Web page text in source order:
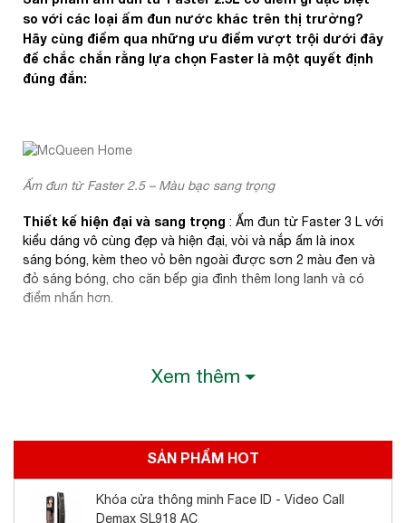
so với các loại ấm đun nước khác trên thị trường?
Hãy cùng điểm qua những ưu điểm vượt trội dưới đây
để chắc chắn rằng lựa chọn Faster là một quyết định
đúng đắn:
Ấm đun từ Faster 2.5 – Màu bạc sang trọng
Thiết kế hiện đại và sang trọng : Ấm đun từ Faster 3 L với
kiểu dáng vô cùng đẹp và hiện đại, vòi và nắp ấm là inox
sáng bóng, kèm theo vỏ bên ngoài được sơn 2 màu đen và
đỏ sáng bóng, cho căn bếp gia đình thêm long lanh và có
điểm nhấn hơn.
Chiếc ấm này thực sự phù hợp cho các gia đình có
căn bếp hiện đại, với các thiết bị bếp đồng bộ cao cấp,
yêu thích sự hoàn hảo trong từng vật dụng nấu
nướng. Bề mặt sáng bóng và dễ dàng vệ sinh.
Xem thêm
SẢN PHẨM HOT
Khóa cửa thông minh Face ID - Video Call
Demax SL918 AC